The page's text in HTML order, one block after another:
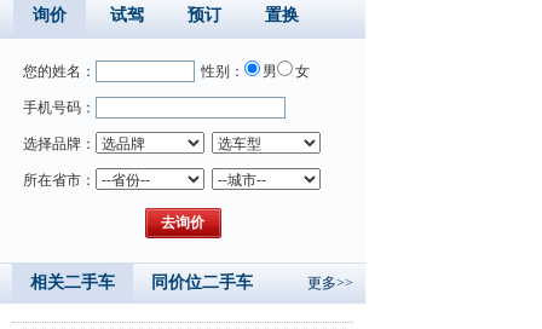
询价 试驾 预订 置换
您的姓名： 性别： 男 女
手机号码：
选择品牌：
所在省市：
相关二手车 同价位二手车 更多>>